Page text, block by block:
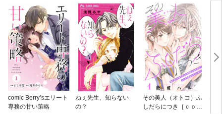
comic Berry’sエリート
専務の甘い策略
ねぇ先生、知らない
の？
その美人（オトコ）ふ
しだらにつき［ｃｏｍ
な